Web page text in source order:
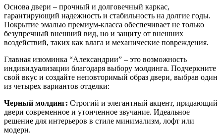
Основа двери – прочный и долговечный каркас,
гарантирующий надежность и стабильность на долгие годы.
Покрытие эмалью премиум-класса обеспечивает не только
безупречный внешний вид, но и защиту от внешних
воздействий, таких как влага и механические повреждения.
Главная изюминка “Александрии” – это возможность
индивидуализации благодаря выбору молдинга. Подчеркните
свой вкус и создайте неповторимый образ двери, выбрав один
из четырех вариантов отделки:
Черный молдинг: Строгий и элегантный акцент, придающий
двери современное и утонченное звучание. Идеальное
решение для интерьеров в стиле минимализм, лофт или
модерн.